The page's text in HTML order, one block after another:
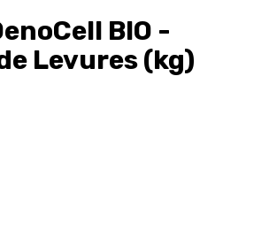
BIO -
Levures (kg)